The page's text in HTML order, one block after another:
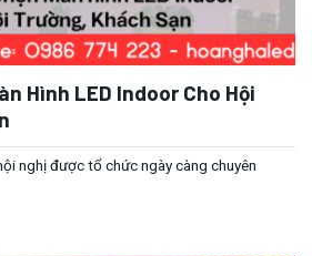
Hình LED Indoor Cho Hội
nghị được tổ chức ngày càng chuyên